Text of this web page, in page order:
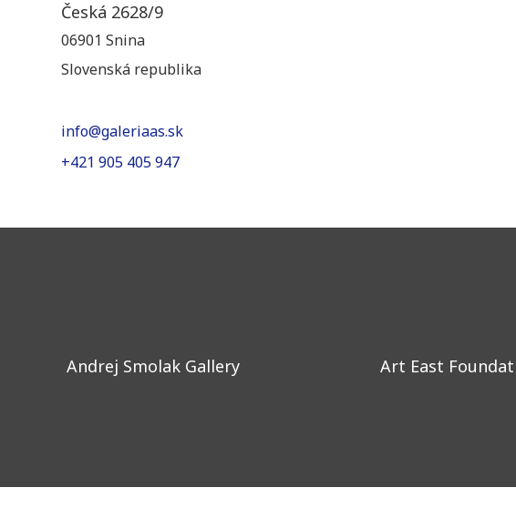
Česká 2628/9
06901 Snina
Slovenská republika
+421 905 405 947
Andrej Smolak Gallery Art East